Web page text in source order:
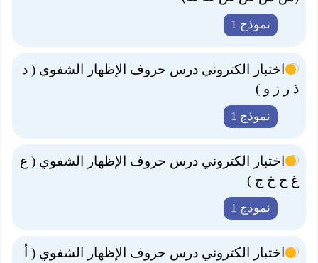
نموذج 1
اختبار الكتروني درس حروف الإظهار الشفوي ( د
ذ ر ز و )
نموذج 1
اختبار الكتروني درس حروف الإظهار الشفوي ( ع
غ ح خ ج )
نموذج 1
اختبار الكتروني درس حروف الإظهار الشفوي ( أ